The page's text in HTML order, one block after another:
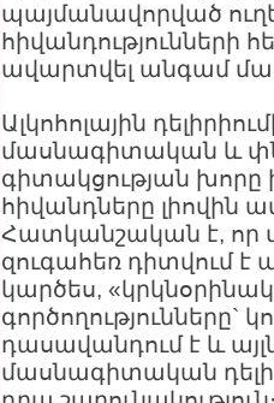
պայմանավորված
հիվանդությունների
ավարտվել անգամ
Ալկոհոլային
մասնագիտական և
գիտակցության
հիվանդները լիովին
Հատկանշական է, որ
զուգահեռ դիտվում է
կարծես,
գործողությունները`
դասավանդում է և
մասնագիտական